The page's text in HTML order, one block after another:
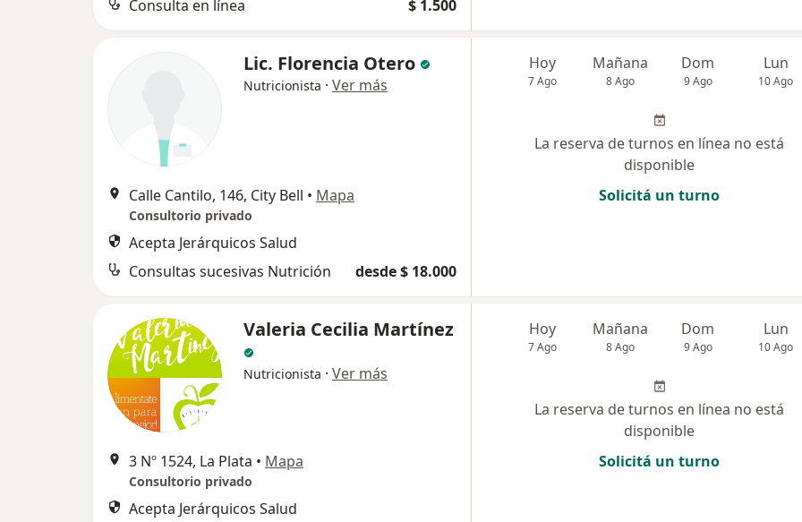
Consulta en línea
$ 1.500
Lic. Florencia Otero
Nutricionista · Ver más
Calle Cantilo, 146, City Bell • Mapa
Consultorio privado
Acepta Jerárquicos Salud
Consultas sucesivas Nutrición
desde $ 18.000
Hoy
7 Ago
Mañana
8 Ago
Dom
9 Ago
Lun
10 Ago
La reserva de turnos en línea no está
disponible
Solicitá un turno
Valeria Cecilia Martínez
Nutricionista · Ver más
3 Nº 1524, La Plata • Mapa
Consultorio privado
Acepta Jerárquicos Salud
Hoy
7 Ago
Mañana
8 Ago
Dom
9 Ago
Lun
10 Ago
La reserva de turnos en línea no está
disponible
Solicitá un turno